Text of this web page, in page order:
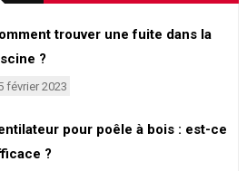
trouver une fuite dans la
?
février 2023
pour poêle à bois : est-ce
?